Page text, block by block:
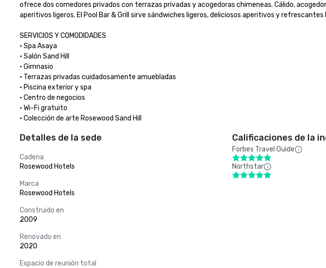
ofrece dos comedores privados con terrazas privadas y acogedoras chimeneas. Cálido,
aperitivos ligeros. El Pool Bar & Grill sirve sándwiches ligeros, deliciosos aperitivos y
SERVICIOS Y COMODIDADES
· Spa Asaya
· Salón Sand Hill
· Gimnasio
· Terrazas privadas cuidadosamente amuebladas
· Piscina exterior y spa
· Centro de negocios
· Wi-Fi gratuito
· Colección de arte Rosewood Sand Hill
Detalles de la sede
Cadena
Rosewood Hotels
Marca
Rosewood Hotels
Construido en
2009
Renovado en
2020
Espacio de reunión total
Calificaciones de la
Forbes Travel Guide
Northstar